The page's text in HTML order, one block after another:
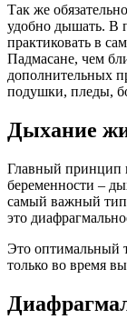
Так же
удобно дышать. В
практиковать в
Падмасане, чем
дополнительных
подушки, пледы,
Дыхание
Главный принцип
беременности –
самый важный тип
это
Это оптимальный
только во время